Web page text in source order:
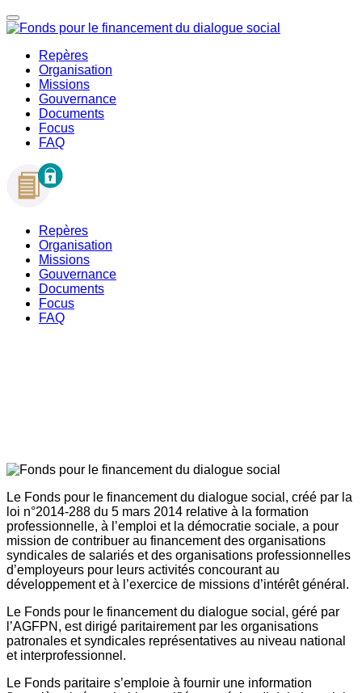
Repères
Organisation
Missions
Gouvernance
Documents
Focus
FAQ
Repères
Organisation
Missions
Gouvernance
Documents
Focus
FAQ
Le Fonds pour le financement du dialogue social, créé par la
loi n°2014-288 du 5 mars 2014 relative à la formation
professionnelle, à l’emploi et la démocratie sociale, a pour
mission de contribuer au financement des organisations
syndicales de salariés et des organisations professionnelles
d’employeurs pour leurs activités concourant au
développement et à l’exercice de missions d’intérêt général.
Le Fonds pour le financement du dialogue social, géré par
l’AGFPN, est dirigé paritairement par les organisations
patronales et syndicales représentatives au niveau national
et interprofessionnel.
Le Fonds paritaire s’emploie à fournir une information